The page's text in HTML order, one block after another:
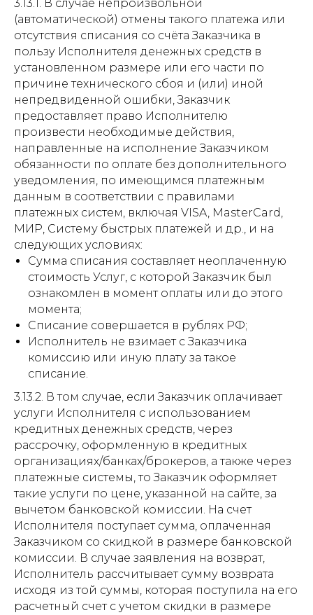
3.13.1. В случае непроизвольной
(автоматической) отмены такого платежа или
отсутствия списания со счёта Заказчика в
пользу Исполнителя денежных средств в
установленном размере или его части по
причине технического сбоя и (или) иной
непредвиденной ошибки, Заказчик
предоставляет право Исполнителю
произвести необходимые действия,
направленные на исполнение Заказчиком
обязанности по оплате без дополнительного
уведомления, по имеющимся платежным
данным в соответствии с правилами
платежных систем, включая VISA, MasterCard,
МИР, Систему быстрых платежей и др., и на
следующих условиях:
Сумма списания составляет неоплаченную
стоимость Услуг, с которой Заказчик был
ознакомлен в момент оплаты или до этого
момента;
Списание совершается в рублях РФ;
Исполнитель не взимает с Заказчика
комиссию или иную плату за такое
списание.
3.13.2. В том случае, если Заказчик оплачивает
услуги Исполнителя с использованием
кредитных денежных средств, через
рассрочку, оформленную в кредитных
организациях/банках/брокеров, а также через
платежные системы, то Заказчик оформляет
такие услуги по цене, указанной на сайте, за
вычетом банковской комиссии. На счет
Исполнителя поступает сумма, оплаченная
Заказчиком со скидкой в размере банковской
комиссии. В случае заявления на возврат,
Исполнитель рассчитывает сумму возврата
исходя из той суммы, которая поступила на его
расчетный счет с учетом скидки в размере